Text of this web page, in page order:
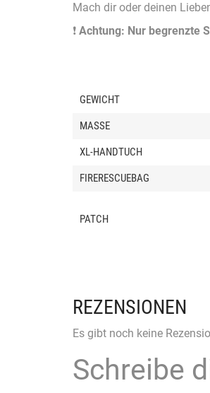
Mach dir oder deinen
❗️ Achtung: Nur begrenzte
GEWICHT
MASSE
XL-HANDTUCH
FIRERESCUEBAG
PATCH
REZENSIONEN
Es gibt noch keine
Schreibe